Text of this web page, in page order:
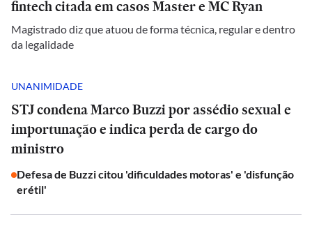
fintech citada em casos Master e MC Ryan
Magistrado diz que atuou de forma técnica, regular e dentro
da legalidade
UNANIMIDADE
STJ condena Marco Buzzi por assédio sexual e
importunação e indica perda de cargo do
ministro
Defesa de Buzzi citou 'dificuldades motoras' e 'disfunção
erétil'